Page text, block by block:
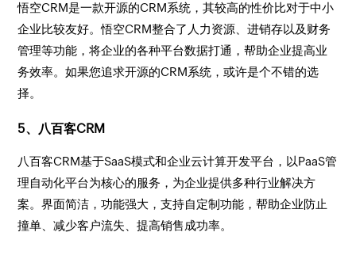
悟空CRM是一款开源的CRM系统，其较高的性价比对于中小
企业比较友好。悟空CRM整合了人力资源、进销存以及财务
管理等功能，将企业的各种平台数据打通，帮助企业提高业
务效率。如果您追求开源的CRM系统，或许是个不错的选
择。
5、八百客CRM
八百客CRM基于SaaS模式和企业云计算开发平台，以PaaS管
理自动化平台为核心的服务，为企业提供多种行业解决方
案。界面简洁，功能强大，支持自定制功能，帮助企业防止
撞单、减少客户流失、提高销售成功率。